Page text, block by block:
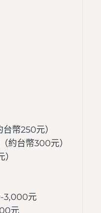
幣250元）
約台幣300元）
3,000元
元